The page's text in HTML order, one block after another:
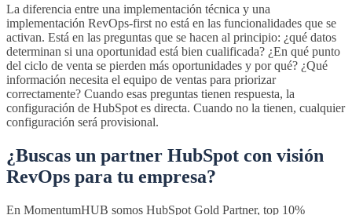
La diferencia entre una implementación técnica y una
implementación RevOps-first no está en las funcionalidades que se
activan. Está en las preguntas que se hacen al principio: ¿qué datos
determinan si una oportunidad está bien cualificada? ¿En qué punto
del ciclo de venta se pierden más oportunidades y por qué? ¿Qué
información necesita el equipo de ventas para priorizar
correctamente? Cuando esas preguntas tienen respuesta, la
configuración de HubSpot es directa. Cuando no la tienen, cualquier
configuración será provisional.
¿Buscas un partner HubSpot con visión
RevOps para tu empresa?
En MomentumHUB somos HubSpot Gold Partner, top 10%